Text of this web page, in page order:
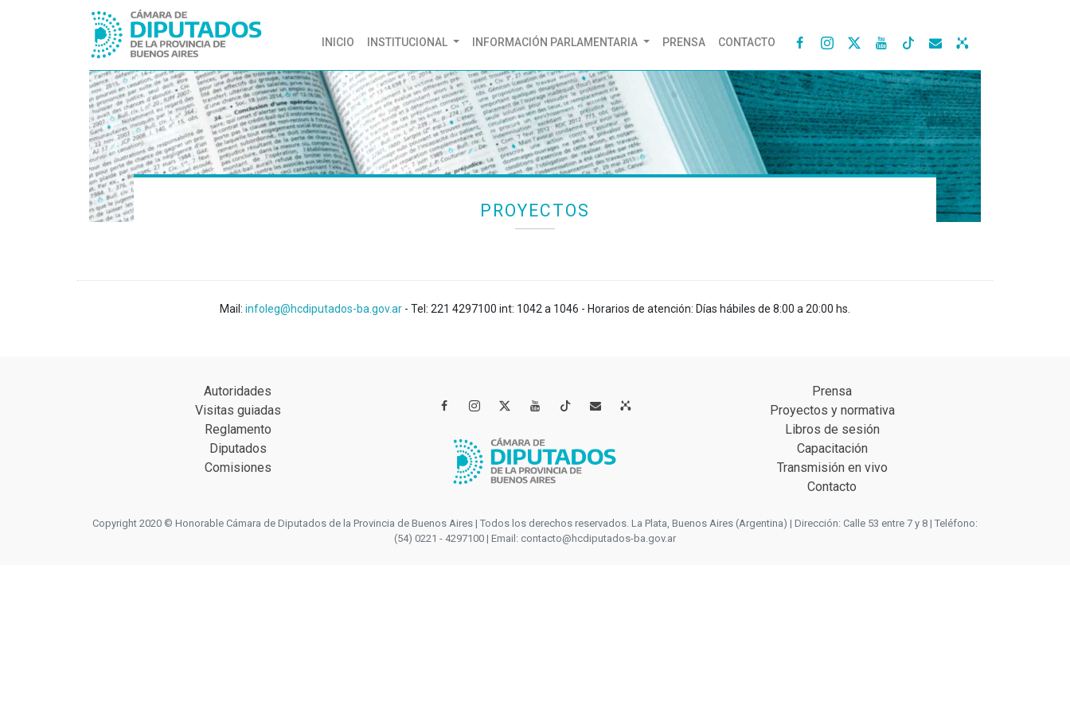
INICIO (CURRENT)
INSTITUCIONAL INFORMACIÓN PARLAMENTARIA PRENSA CONTACTO    
PROYECTOS
Mail: infoleg@hcdiputados-ba.gov.ar - Tel: 221 4297100 int: 1042 a 1046 - Horarios de atención: Días hábiles de 8:00 a 20:00 hs.
Autoridades
Visitas guiadas
Reglamento
Diputados
Comisiones
   
Prensa
Proyectos y normativa
Libros de sesión
Capacitación
Transmisión en vivo
Contacto
Copyright 2020 © Honorable Cámara de Diputados de la Provincia de Buenos Aires | Todos los derechos reservados. La Plata, Buenos Aires (Argentina) | Dirección: Calle 53 entre 7 y 8 | Teléfono:
(54) 0221 - 4297100 | Email: contacto@hcdiputados-ba.gov.ar